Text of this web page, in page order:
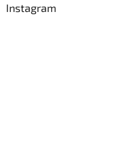
Instagram